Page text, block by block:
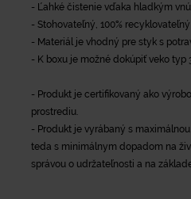
- Ľahké čistenie vďaka hladkým
- Stohovateľný, 100%
- Materiál je vhodný pre styk s
- K boxu je možné dokúpiť veko typ
- Produkt je certifikovaný ako
prostrediu.
- Produkt je vyrábaný s
teda s minimálnym dopadom na
správou o udržateľnosti a na